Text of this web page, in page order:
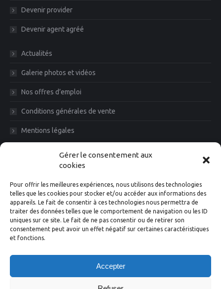
Gérer le consentement aux
cookies
Pour offrir les meilleures expériences, nous utilisons des technologies
telles que les cookies pour stocker et/ou accéder aux informations des
appareils. Le fait de consentir à ces technologies nous permettra de
traiter des données telles que le comportement de navigation ou les ID
uniques sur ce site. Le fait de ne pas consentir ou de retirer son
consentement peut avoir un effet négatif sur certaines caractéristiques
et fonctions.
Accepter
Devenir provider
Devenir agent agréé
Actualités
Galerie photos et vidéos
Nos offres d’emploi
Conditions générales de vente
Mentions légales
Diam News, Restons en contact
Facebook
Instagram
X LinkedIn
YouTube